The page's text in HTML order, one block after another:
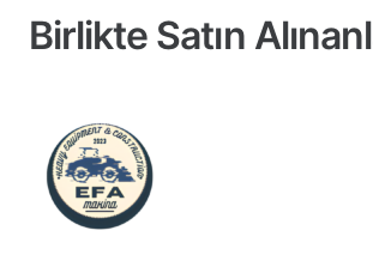
Birlikte Satın